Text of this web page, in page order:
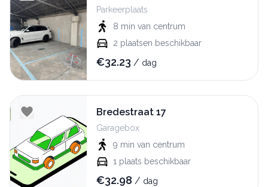
Parkeerplaats
8 min van centrum
2 plaatsen beschikbaar
€32.23 / dag
Bredestraat 17
Garagebox
9 min van centrum
1 plaats beschikbaar
€32.98 / dag